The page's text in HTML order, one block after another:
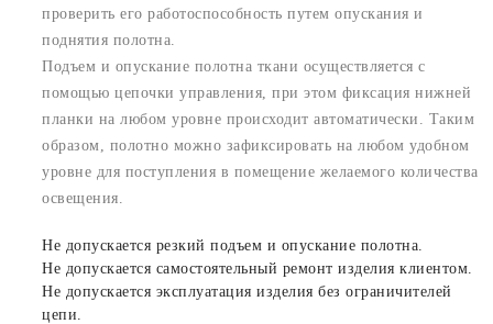
проверить его работоспособность путем опускания и
поднятия полотна.
Подъем и опускание полотна ткани осуществляется с
помощью цепочки управления, при этом фиксация нижней
планки на любом уровне происходит автоматически. Таким
образом, полотно можно зафиксировать на любом удобном
уровне для поступления в помещение желаемого количества
освещения.
Не допускается резкий подъем и опускание полотна.
Не допускается самостоятельный ремонт изделия клиентом.
Не допускается эксплуатация изделия без ограничителей
цепи.